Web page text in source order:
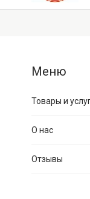
Товары и
О нас
Отзывы